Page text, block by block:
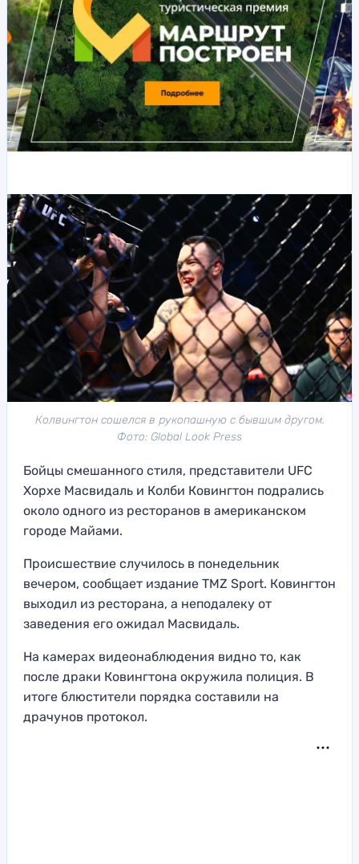
Колвингтон сошелся в рукопашную с бывшим другом.
Фото: Global Look Press
Бойцы смешанного стиля, представители UFC
Хорхе Масвидаль и Колби Ковингтон подрались
около одного из ресторанов в американском
городе Майами.
Происшествие случилось в понедельник
вечером, сообщает издание TMZ Sport. Ковингтон
выходил из ресторана, а неподалеку от
заведения его ожидал Масвидаль.
На камерах видеонаблюдения видно то, как
после драки Ковингтона окружила полиция. В
итоге блюстители порядка составили на
драчунов протокол.